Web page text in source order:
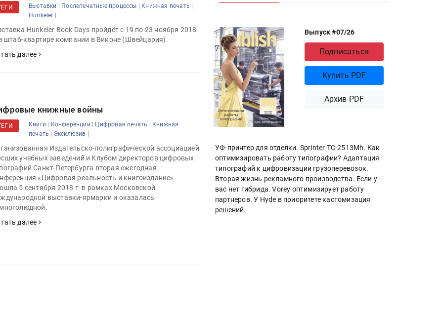
Выставки | Послепечатные процессы | Книжная печать |
Hunkeler |
Hunkeler Book Days пройдёт с 19 по 23 ноября 2018
штаб-квартире компании в Виконе (Швейцария).
далее
книжные войны
Книги | Конференции | Цифровая печать | Книжная
печать | Эксклюзив |
Издательско-полиграфической ассоциацией
учебных заведений и Клубом директоров цифровых
Санкт-Петербурга вторая ежегодная
«Цифровая реальность и книгоиздание»
5 сентября 2018 г. в рамках Московской
выставки-ярмарки и оказалась
далее
Выпуск #07/26
Подписаться
Купить PDF
Архив PDF
УФ-принтер для отделки. Sprinter ТС-2513Mh. Как
оптимизировать работу типографии? Адаптация
типографий к цифровизации грузоперевозок.
Вторая жизнь рекламного производства. Если у
вас нет гибрида. Vorey оптимизирует работу
партнеров. У Hyde в приоритете кастомизация
решений.